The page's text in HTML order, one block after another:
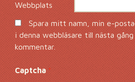
Webbplats
Spara mitt namn, min e-
i denna webbläsare till nästa
kommentar.
Captcha *